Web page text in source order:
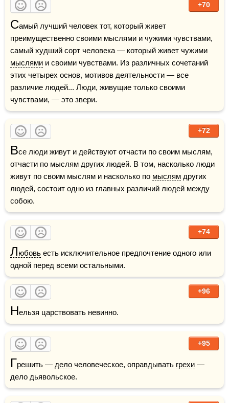
+70
Самый лучший человек тот, который живет
преимущественно своими мыслями и чужими чувствами,
мыслями и своими чувствами. Из различных сочетаний
этих четырех основ, мотивов деятельности — все
различие людей... Люди, живущие только своими
чувствами, — это звери.
+72
Все люди живут и действуют отчасти по своим мыслям,
отчасти по мыслям других людей. В том, насколько люди
живут по своим мыслям и насколько по мыслям других
людей, состоит одно из главных различий людей между
собою.
+74
Любовь есть исключительное предпочтение одного или
одной перед всеми остальными.
+96
Нельзя царствовать невинно.
+95
Грешить — дело человеческое, оправдывать грехи —
дело дьявольское.